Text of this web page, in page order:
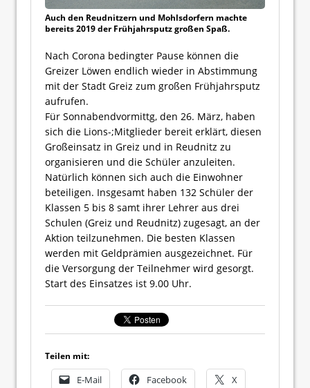
Auch den Reudnitzern und Mohlsdorfern machte
bereits 2019 der Frühjahrsputz großen Spaß.
Nach Corona bedingter Pause können die
Greizer Löwen endlich wieder in Abstimmung
mit der Stadt Greiz zum großen Frühjahrsputz
aufrufen.
Für Sonnabendvormittg, den 26. März, haben
sich die Lions-;Mitglieder bereit erklärt, diesen
Großeinsatz in Greiz und in Reudnitz zu
organisieren und die Schüler anzuleiten.
Natürlich können sich auch die Einwohner
beteiligen. Insgesamt haben 132 Schüler der
Klassen 5 bis 8 samt ihrer Lehrer aus drei
Schulen (Greiz und Reudnitz) zugesagt, an der
Aktion teilzunehmen. Die besten Klassen
werden mit Geldprämien ausgezeichnet. Für
die Versorgung der Teilnehmer wird gesorgt.
Start des Einsatzes ist 9.00 Uhr.
Teilen mit:
E-Mail Facebook X